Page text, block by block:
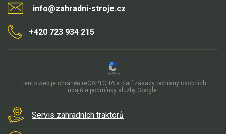
Nůžky na živý plot
Vysavače a foukače
Elektrické tříkolky
info@zahradni-stroje.cz
+420 723 934 215
Servis zahradních traktorů
Tento web je chráněn reCAPTCHA a platí zásady ochrany osobních
údajů a podmínky služby Google